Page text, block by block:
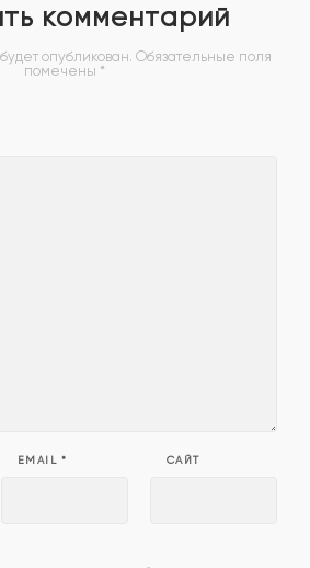
комментарий
опубликован. Обязательные поля
помечены *
EMAIL* САЙТ